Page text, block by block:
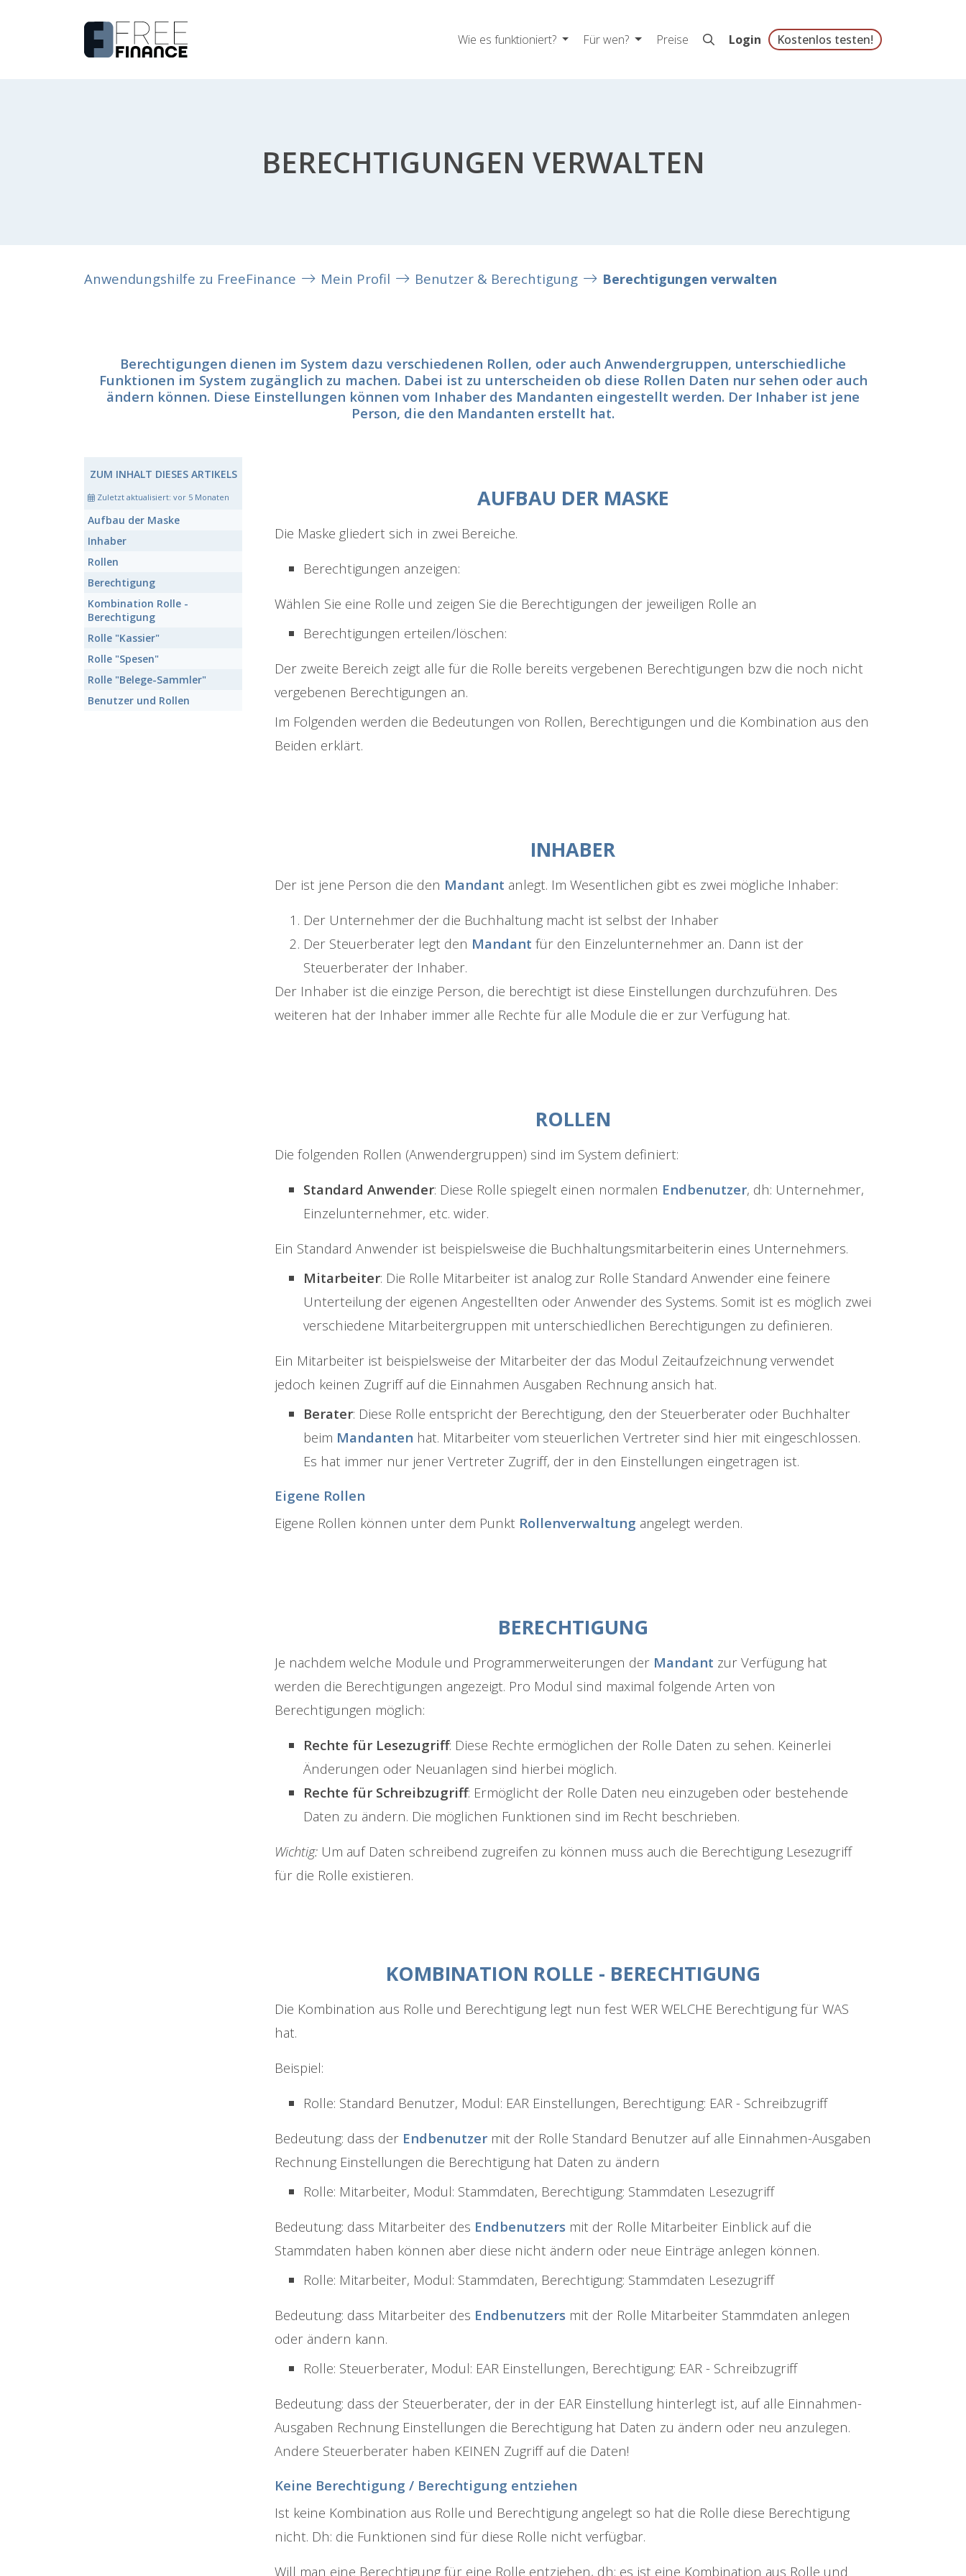
Wie es funktioniert? Für wen? Preise Login Kostenlos testen!
BERECHTIGUNGEN VERWALTEN
Anwendungshilfe zu FreeFinance Mein Profil Benutzer & Berechtigung Berechtigungen verwalten
Berechtigungen dienen im System dazu verschiedenen Rollen, oder auch Anwendergruppen, unterschiedliche
Funktionen im System zugänglich zu machen. Dabei ist zu unterscheiden ob diese Rollen Daten nur sehen oder auch
ändern können. Diese Einstellungen können vom Inhaber des Mandanten eingestellt werden. Der Inhaber ist jene
Person, die den Mandanten erstellt hat.
ZUM INHALT DIESES ARTIKELS
Zuletzt aktualisiert: vor 5 Monaten
Aufbau der Maske
Inhaber
Rollen
Berechtigung
Kombination Rolle -
Berechtigung
Rolle "Kassier"
Rolle "Spesen"
Rolle "Belege-Sammler"
Benutzer und Rollen
AUFBAU DER MASKE
Die Maske gliedert sich in zwei Bereiche.
Berechtigungen anzeigen:
Wählen Sie eine Rolle und zeigen Sie die Berechtigungen der jeweiligen Rolle an
Berechtigungen erteilen/löschen:
Der zweite Bereich zeigt alle für die Rolle bereits vergebenen Berechtigungen bzw die noch nicht
vergebenen Berechtigungen an.
Im Folgenden werden die Bedeutungen von Rollen, Berechtigungen und die Kombination aus den
Beiden erklärt.
INHABER
Der ist jene Person die den Mandant anlegt. Im Wesentlichen gibt es zwei mögliche Inhaber:
Der Unternehmer der die Buchhaltung macht ist selbst der Inhaber
Der Steuerberater legt den Mandant für den Einzelunternehmer an. Dann ist der
Steuerberater der Inhaber.
Der Inhaber ist die einzige Person, die berechtigt ist diese Einstellungen durchzuführen. Des
weiteren hat der Inhaber immer alle Rechte für alle Module die er zur Verfügung hat.
ROLLEN
Die folgenden Rollen (Anwendergruppen) sind im System definiert:
Standard Anwender: Diese Rolle spiegelt einen normalen Endbenutzer, dh: Unternehmer,
Einzelunternehmer, etc. wider.
Ein Standard Anwender ist beispielsweise die Buchhaltungsmitarbeiterin eines Unternehmers.
Mitarbeiter: Die Rolle Mitarbeiter ist analog zur Rolle Standard Anwender eine feinere
Unterteilung der eigenen Angestellten oder Anwender des Systems. Somit ist es möglich zwei
verschiedene Mitarbeitergruppen mit unterschiedlichen Berechtigungen zu definieren.
Ein Mitarbeiter ist beispielsweise der Mitarbeiter der das Modul Zeitaufzeichnung verwendet
jedoch keinen Zugriff auf die Einnahmen Ausgaben Rechnung ansich hat.
Berater: Diese Rolle entspricht der Berechtigung, den der Steuerberater oder Buchhalter
beim Mandanten hat. Mitarbeiter vom steuerlichen Vertreter sind hier mit eingeschlossen.
Es hat immer nur jener Vertreter Zugriff, der in den Einstellungen eingetragen ist.
Eigene Rollen
Eigene Rollen können unter dem Punkt Rollenverwaltung angelegt werden.
BERECHTIGUNG
Je nachdem welche Module und Programmerweiterungen der Mandant zur Verfügung hat
werden die Berechtigungen angezeigt. Pro Modul sind maximal folgende Arten von
Berechtigungen möglich:
Rechte für Lesezugriff: Diese Rechte ermöglichen der Rolle Daten zu sehen. Keinerlei
Änderungen oder Neuanlagen sind hierbei möglich.
Rechte für Schreibzugriff: Ermöglicht der Rolle Daten neu einzugeben oder bestehende
Daten zu ändern. Die möglichen Funktionen sind im Recht beschrieben.
Wichtig: Um auf Daten schreibend zugreifen zu können muss auch die Berechtigung Lesezugriff
für die Rolle existieren.
KOMBINATION ROLLE - BERECHTIGUNG
Die Kombination aus Rolle und Berechtigung legt nun fest WER WELCHE Berechtigung für WAS
hat.
Beispiel:
Rolle: Standard Benutzer, Modul: EAR Einstellungen, Berechtigung: EAR - Schreibzugriff
Bedeutung: dass der Endbenutzer mit der Rolle Standard Benutzer auf alle Einnahmen-Ausgaben
Rechnung Einstellungen die Berechtigung hat Daten zu ändern
Rolle: Mitarbeiter, Modul: Stammdaten, Berechtigung: Stammdaten Lesezugriff
Bedeutung: dass Mitarbeiter des Endbenutzers mit der Rolle Mitarbeiter Einblick auf die
Stammdaten haben können aber diese nicht ändern oder neue Einträge anlegen können.
Rolle: Mitarbeiter, Modul: Stammdaten, Berechtigung: Stammdaten Lesezugriff
Bedeutung: dass Mitarbeiter des Endbenutzers mit der Rolle Mitarbeiter Stammdaten anlegen
oder ändern kann.
Rolle: Steuerberater, Modul: EAR Einstellungen, Berechtigung: EAR - Schreibzugriff
Bedeutung: dass der Steuerberater, der in der EAR Einstellung hinterlegt ist, auf alle Einnahmen-
Ausgaben Rechnung Einstellungen die Berechtigung hat Daten zu ändern oder neu anzulegen.
Andere Steuerberater haben KEINEN Zugriff auf die Daten!
Keine Berechtigung / Berechtigung entziehen
Ist keine Kombination aus Rolle und Berechtigung angelegt so hat die Rolle diese Berechtigung
nicht. Dh: die Funktionen sind für diese Rolle nicht verfügbar.
Will man eine Berechtigung für eine Rolle entziehen, dh: es ist eine Kombination aus Rolle und